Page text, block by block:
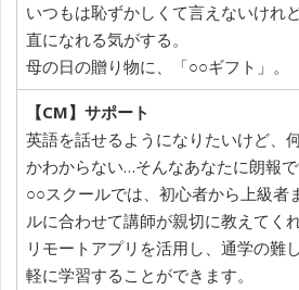
いつもは恥ずかしくて言えないけれ
直になれる気がする。
母の日の贈り物に、「○○ギフト」。
【CM】サポート
英語を話せるようになりたいけど、
かわからない…そんなあなたに朗報で
○○スクールでは、初心者から上級者
ルに合わせて講師が親切に教えてくれ
リモートアプリを活用し、通学の難
軽に学習することができます。